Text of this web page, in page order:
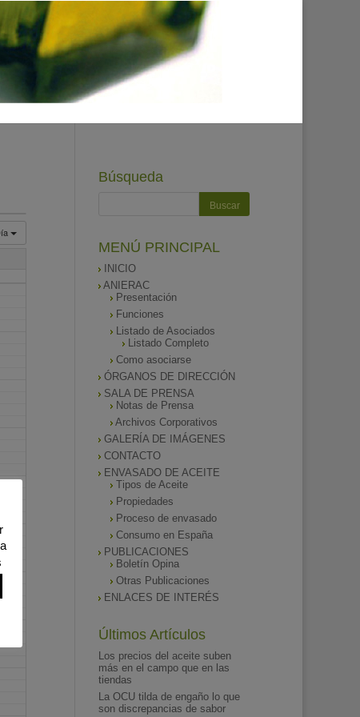
Búsqueda
MENÚ PRINCIPAL
INICIO
ANIERAC
Presentación
Funciones
Listado de Asociados
Listado Completo
Como asociarse
ÓRGANOS DE DIRECCIÓN
SALA DE PRENSA
Notas de Prensa
Archivos Corporativos
GALERÍA DE IMÁGENES
CONTACTO
ENVASADO DE ACEITE
Tipos de Aceite
Propiedades
Proceso de envasado
Consumo en España
PUBLICACIONES
Boletín Opina
Otras Publicaciones
ENLACES DE INTERÉS
Últimos Artículos
Los precios del aceite suben
más en el campo que en las
tiendas
La OCU tilda de engaño lo que
son discrepancias de sabor